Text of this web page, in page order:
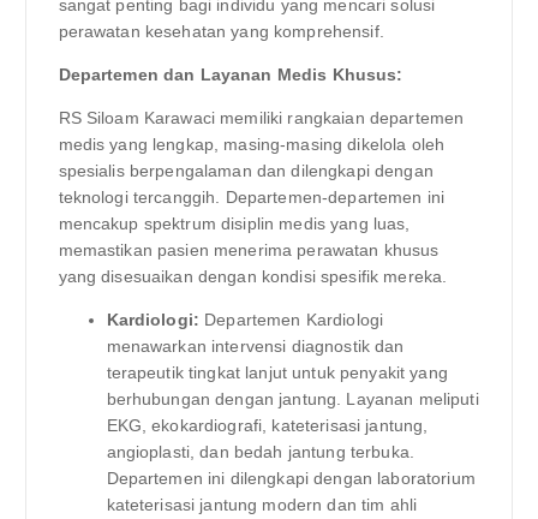
sangat penting bagi individu yang mencari solusi
perawatan kesehatan yang komprehensif.
Departemen dan Layanan Medis Khusus:
RS Siloam Karawaci memiliki rangkaian departemen
medis yang lengkap, masing-masing dikelola oleh
spesialis berpengalaman dan dilengkapi dengan
teknologi tercanggih. Departemen-departemen ini
mencakup spektrum disiplin medis yang luas,
memastikan pasien menerima perawatan khusus
yang disesuaikan dengan kondisi spesifik mereka.
Kardiologi: Departemen Kardiologi
menawarkan intervensi diagnostik dan
terapeutik tingkat lanjut untuk penyakit yang
berhubungan dengan jantung. Layanan meliputi
EKG, ekokardiografi, kateterisasi jantung,
angioplasti, dan bedah jantung terbuka.
Departemen ini dilengkapi dengan laboratorium
kateterisasi jantung modern dan tim ahli